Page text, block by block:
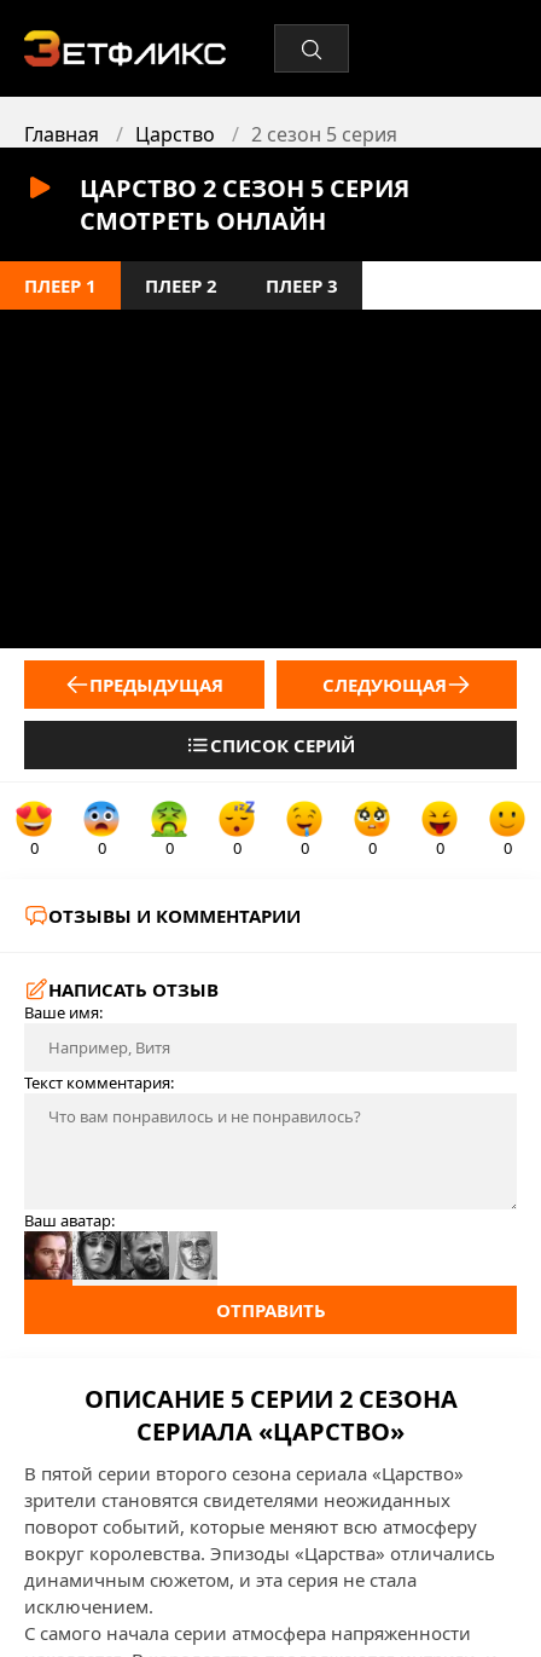
Главная Царство 2 сезон 5 серия
ЦАРСТВО 2 СЕЗОН 5 СЕРИЯ
СМОТРЕТЬ ОНЛАЙН
ПЛЕЕР 1 ПЛЕЕР 2 ПЛЕЕР 3
ПРЕДЫДУЩАЯ
СПИСОК СЕРИЙ
СЛЕДУЮЩАЯ
0 0 0 0 0 0 0 0
ОТЗЫВЫ И КОММЕНТАРИИ
НАПИСАТЬ ОТЗЫВ
Ваше имя:
Текст комментария:
Ваш аватар:
ОТПРАВИТЬ
ОПИСАНИЕ 5 СЕРИИ 2 СЕЗОНА
СЕРИАЛА «ЦАРСТВО»
В пятой серии второго сезона сериала «Царство»
зрители становятся свидетелями неожиданных
поворот событий, которые меняют всю атмосферу
вокруг королевства. Эпизоды «Царства» отличались
динамичным сюжетом, и эта серия не стала
исключением.
С самого начала серии атмосфера напряженности